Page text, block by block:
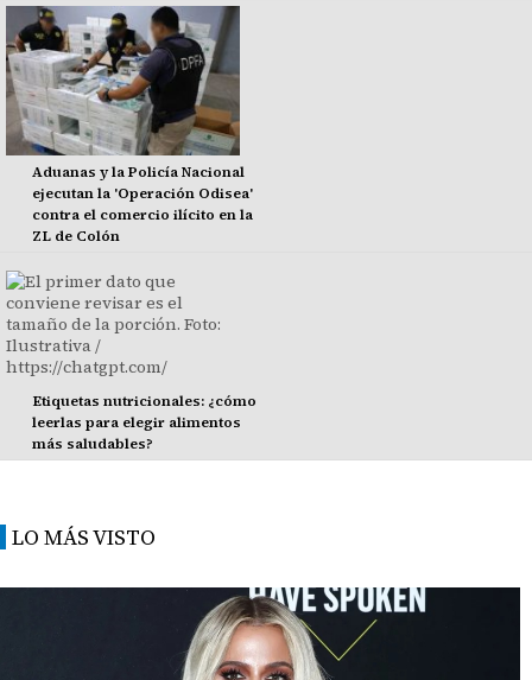
Aduanas y la Policía Nacional
ejecutan la 'Operación Odisea'
contra el comercio ilícito en la
ZL de Colón
Etiquetas nutricionales: ¿cómo
leerlas para elegir alimentos
más saludables?
LO MÁS VISTO